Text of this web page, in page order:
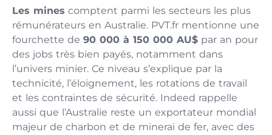
Les mines comptent parmi les secteurs les plus
rémunérateurs en Australie. PVT.fr mentionne une
fourchette de 90 000 à 150 000 AU$ par an pour
des jobs très bien payés, notamment dans
l’univers minier. Ce niveau s’explique par la
technicité, l’éloignement, les rotations de travail
et les contraintes de sécurité. Indeed rappelle
aussi que l’Australie reste un exportateur mondial
majeur de charbon et de minerai de fer, avec des